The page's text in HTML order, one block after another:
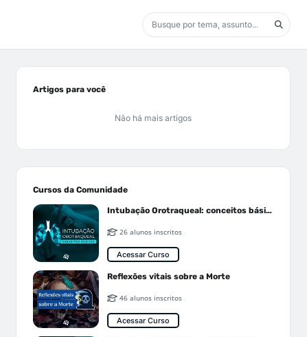
Artigos para você
Não há mais artigos
Cursos da Comunidade
Intubação Orotraqueal: conceitos básicos
26 alunos inscritos
Acessar Curso
Reflexões vitais sobre a Morte
46 alunos inscritos
Acessar Curso